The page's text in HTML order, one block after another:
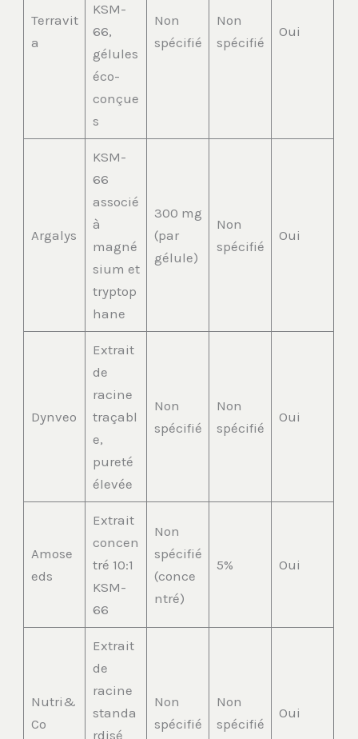
Terravit
a
KSM-
66,
gélules
éco-
conçue
s
Non
spécifié
Non
spécifié
Oui
Argalys
KSM-
66
associé
à
magné
sium et
tryptop
hane
300 mg
(par
gélule)
Non
spécifié
Oui
Dynveo
Extrait
de
racine
traçabl
e,
pureté
élevée
Non
spécifié
Non
spécifié
Oui
Amose
eds
Extrait
concen
tré 10:1
KSM-
66
Non
spécifié
(conce
ntré)
5% Oui
Nutri&
Co
Extrait
de
racine
standa
rdisé
Non
spécifié
Non
spécifié
Oui